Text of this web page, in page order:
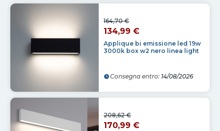
Applique bi emissione led 19w
3000k box w2 nero linea light
164,70 €
134,99 €
Consegna entro: 14/08/2026
208,62 €
170,99 €